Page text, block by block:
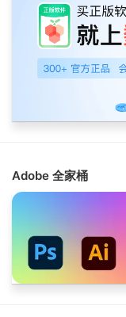
Adobe 全家桶